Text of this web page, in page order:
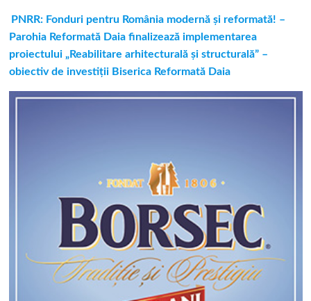
PNRR: Fonduri pentru România modernă și reformată! –
Parohia Reformată Daia finalizează implementarea
proiectului „Reabilitare arhitecturală și structurală” –
obiectiv de investiții Biserica Reformată Daia